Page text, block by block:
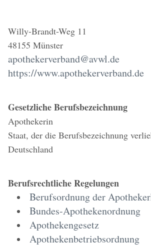
Willy-Brandt-Weg 11
48155 Münster
apothekerverband@avwl.de
https://www.apothekerverband.de
Gesetzliche Berufsbezeichnung
Apothekerin
Staat, der die Berufsbezeichnung
Deutschland
Berufsrechtliche Regelungen
Berufsordnung der
Bundes-Apothekenordnung
Apothekengesetz
Apothekenbetriebsordnung